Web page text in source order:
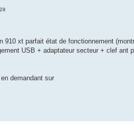
910 xt parfait état de fonctionnement
USB + adaptateur secteur + clef ant
demandant sur